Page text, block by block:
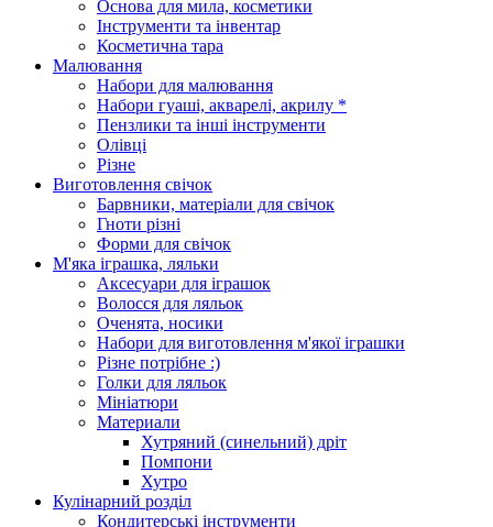
Основа для мила, косметики
Інструменти та інвентар
Косметична тара
Малювання
Набори для малювання
Набори гуаші, акварелі, акрилу *
Пензлики та інші інструменти
Олівці
Різне
Виготовлення свічок
Барвники, матеріали для свічок
Гноти різні
Форми для свічок
М'яка іграшка, ляльки
Аксесуари для іграшок
Волосся для ляльок
Оченята, носики
Набори для виготовлення м'якої іграшки
Різне потрібне :)
Голки для ляльок
Мініатюри
Материали
Хутряний (синельний) дріт
Помпони
Хутро
Кулінарний розділ
Кондитерські інструменти